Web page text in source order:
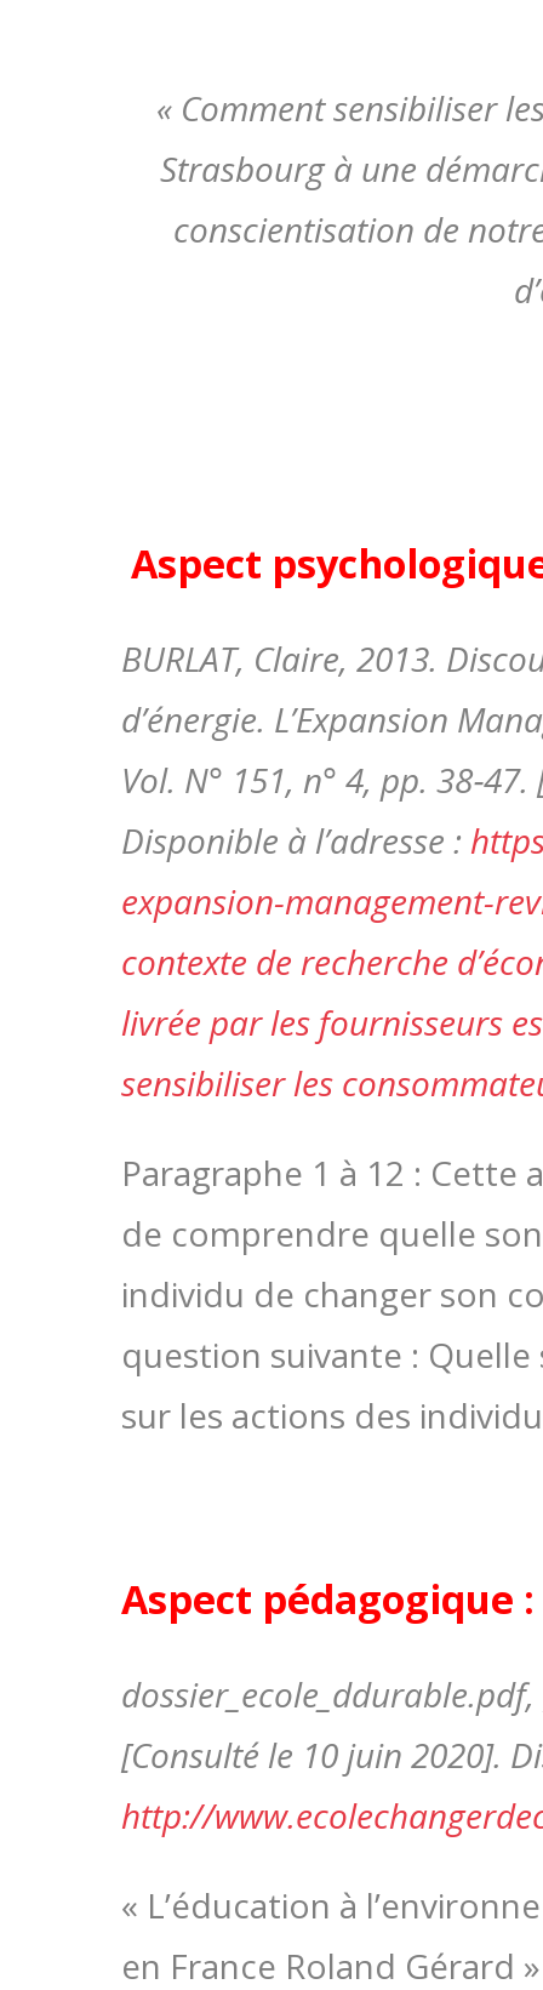
« Comment sensibiliser
Strasbourg à une
conscientisation de
Aspect
BURLAT, Claire, 2013.
d’énergie. L’Expansion
Vol. N° 151, n° 4, pp.
Disponible à l’adresse :
expansion-management-
contexte de recherche
livrée par les fournisseurs
sensibiliser les
Paragraphe 1 à 12 :
de comprendre quelle
individu de changer son
question suivante :
sur les actions des
Aspect pédagogique :
[Consulté le 10 juin 2020].
http://
« L’éducation à
en France Roland Gérard